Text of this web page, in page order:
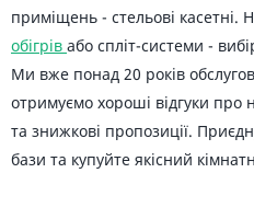
приміщень - стельові касетні.
обігрів або спліт-системи -
Ми вже понад 20 років
отримуємо хороші відгуки про
та знижкові пропозиції.
бази та купуйте якісний